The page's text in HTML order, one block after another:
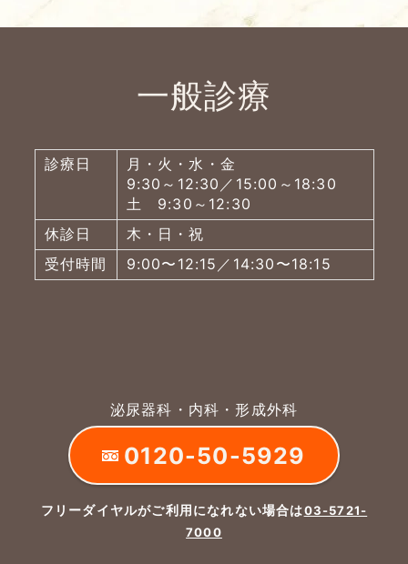
一般診療
診療日
月・火・水・金
9:30～12:30／15:00～18:30
土 9:30～12:30
休診日
木・日・祝
受付時間
9:00〜12:15／14:30〜18:15
泌尿器科・内科・形成外科
0120-50-5929
フリーダイヤルがご利用になれない場合は03-5721-
7000